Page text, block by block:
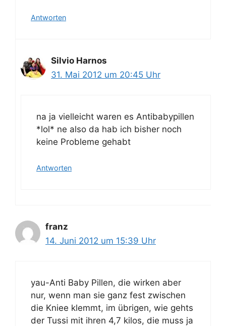
Antworten
Silvio Harnos
31. Mai 2012 um 20:45 Uhr
na ja vielleicht waren es Antibabypillen
*lol* ne also da hab ich bisher noch
keine Probleme gehabt
Antworten
franz
14. Juni 2012 um 15:39 Uhr
yau-Anti Baby Pillen, die wirken aber
nur, wenn man sie ganz fest zwischen
die Kniee klemmt, im übrigen, wie gehts
der Tussi mit ihren 4,7 kilos, die muss ja